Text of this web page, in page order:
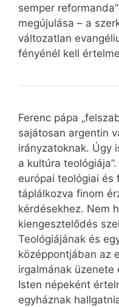
semper
megújulása – a
változatlan
fényénél kell
Ferenc pápa
sajátosan argentin
irányzatoknak. Úgy
a kultúra
európai teológiai és
táplálkozva finom
kérdésekhez. Nem
kiengesztelődés
Teológiájának és
középpontjában az
irgalmának üzenete
Isten népeként
egyháznak